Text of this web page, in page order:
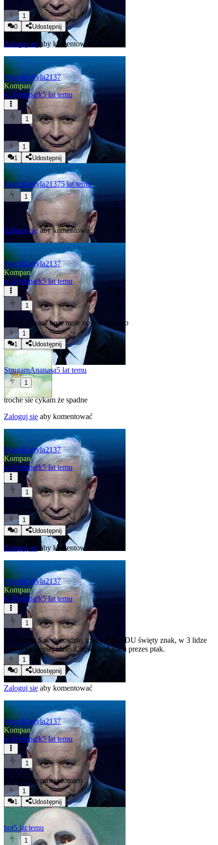
...
1
0
Udostępnij
Zaloguj się aby komentować
WarolKojtyla2137
Kompan
w Hydepark5 lat temu
1
no...
1
1
Udostępnij
WarolKojtyla21375 lat temu
1
test
Zaloguj sięaby komentować
WarolKojtyla2137
Kompan
w Hydepark5 lat temu
1
co tam u was? bo u mnie no jest wysoko
1
1
Udostępnij
StrugamAnanasa5 lat temu
1
troche sie cykam że spadne
Zaloguj się aby komentować
WarolKojtyla2137
Kompan
w Hydepark5 lat temu
1
Bolognese
1
0
Udostępnij
Zaloguj się aby komentować
WarolKojtyla2137
Kompan
w Hydepark5 lat temu
1
R i K oraz S w deltoidzie, to jest HUWDU święty znak, w 3 lidze
nam coraz lepiej idzie. Czuwa nad nami prezes ptak.
1
0
Udostępnij
Zaloguj się aby komentować
WarolKojtyla2137
Kompan
w Hydepark5 lat temu
1
Nie dostaje powiadomien
1
1
Udostępnij
bot5 lat temu
1